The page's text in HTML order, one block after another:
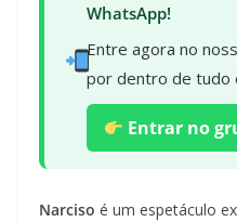
WhatsApp!
Entre agora no
por dentro de tudo
Entrar no
Narciso é um espetáculo